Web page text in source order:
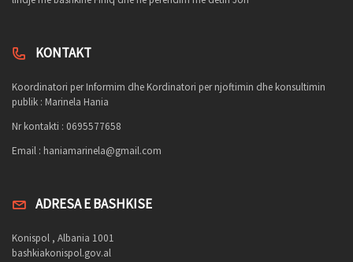
KONTAKT
Koordinatori per Informim dhe Kordinatori per njoftimin dhe konsultimin
publik : Marinela Hania
Nr kontakti : 0695577658
Email : haniamarinela@gmail.com
ADRESA E BASHKISE
Konispol , Albania 1001
bashkiakonispol.gov.al